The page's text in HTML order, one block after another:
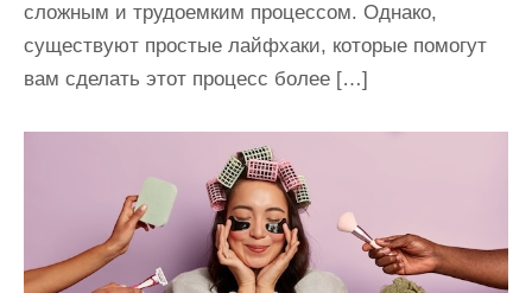
сложным и трудоемким процессом. Однако,
существуют простые лайфхаки, которые помогут
вам сделать этот процесс более […]